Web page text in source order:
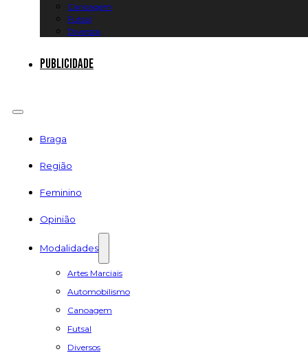
Canoagem
Futsal
Diversos
Publicidade
Braga
Região
Feminino
Opinião
Modalidades
Artes Marciais
Automobilismo
Canoagem
Futsal
Diversos